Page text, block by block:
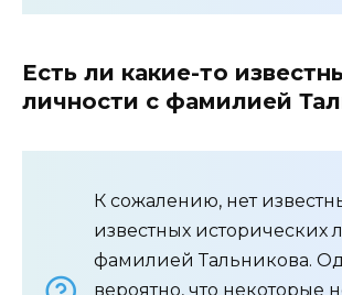
Есть ли какие-то
личности с фамилией
К сожалению, нет
известных исторических
фамилией Тальникова.
вероятно, что некоторые